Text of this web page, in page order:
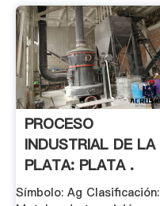
PROCESO
INDUSTRIAL DE LA
PLATA: PLATA .
Símbolo: Ag Clasificación: